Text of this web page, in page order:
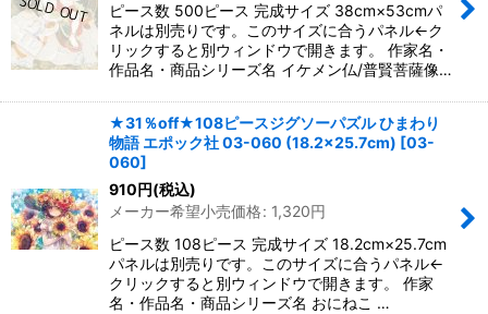
ピース数 500ピース 完成サイズ 38cm×53cmパ
ネルは別売りです。このサイズに合うパネル←ク
リックすると別ウィンドウで開きます。 作家名・
作品名・商品シリーズ名 イケメン仏/普賢菩薩像…
★31％off★108ピースジグソーパズル ひまわり
物語 エポック社 03-060 (18.2×25.7cm) [03-
060]
910円(税込)
メーカー希望小売価格: 1,320円
ピース数 108ピース 完成サイズ 18.2cm×25.7cm
パネルは別売りです。このサイズに合うパネル←
クリックすると別ウィンドウで開きます。 作家
名・作品名・商品シリーズ名 おにねこ …